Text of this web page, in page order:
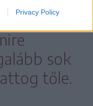
Privacy Policy
a
sok
tőle.